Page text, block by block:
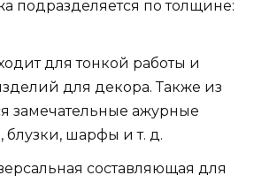
подразделяется по толщине:
для тонкой работы и
для декора. Также из
замечательные ажурные
блузки, шарфы и т. д.
составляющая для